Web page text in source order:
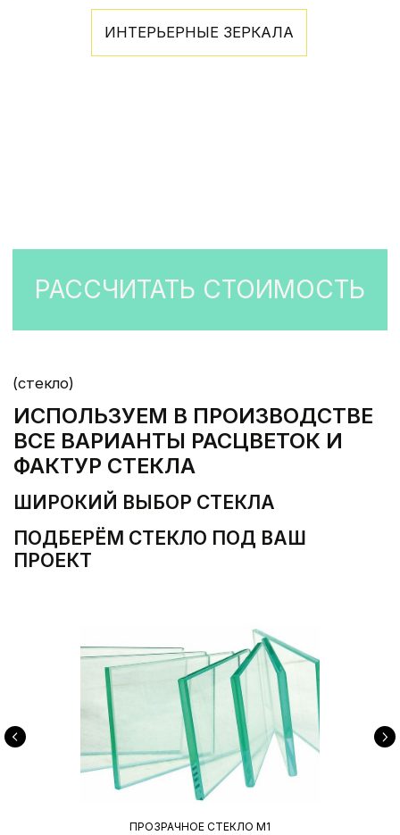
ПРОЗРАЧНОЕ СТЕКЛО М1
ОТПРАВИТЬ ПРИМЕР
УСЛУГИ
glass123.ru
БЕРЁМ НА СЕБЯ КАЖДЫЙ ЭТАП:
ПРОЕКТИРОВАНИЕ,
ИЗГОТОВЛЕНИЕ НА
ПОЛНЫЙ ЦИКЛ РАБОТ СО
СТЕКЛОМ